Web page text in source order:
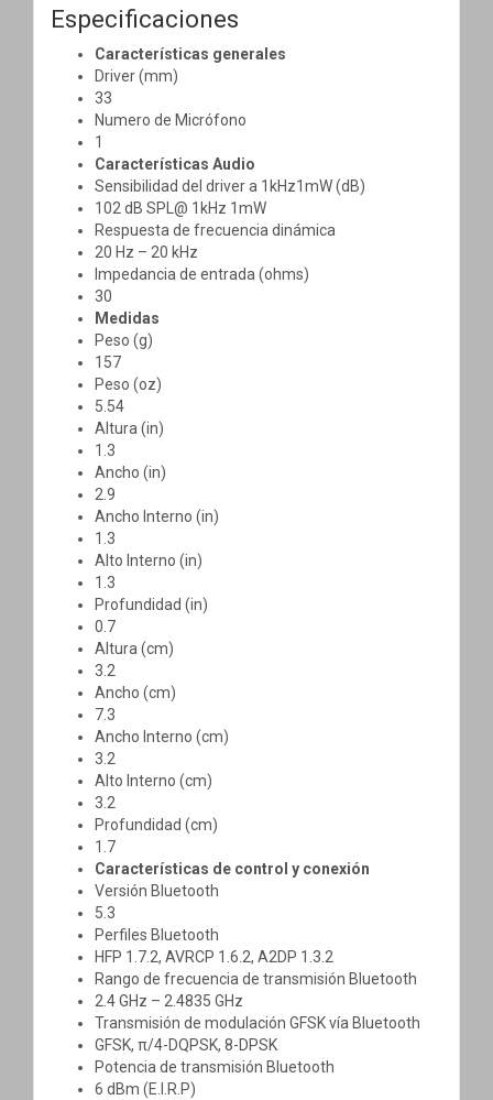
Especificaciones
Características generales
Driver (mm)
33
Numero de Micrófono
1
Características Audio
Sensibilidad del driver a 1kHz1mW (dB)
102 dB SPL@ 1kHz 1mW
Respuesta de frecuencia dinámica
20 Hz – 20 kHz
Impedancia de entrada (ohms)
30
Medidas
Peso (g)
157
Peso (oz)
5.54
Altura (in)
1.3
Ancho (in)
2.9
Ancho Interno (in)
1.3
Alto Interno (in)
1.3
Profundidad (in)
0.7
Altura (cm)
3.2
Ancho (cm)
7.3
Ancho Interno (cm)
3.2
Alto Interno (cm)
3.2
Profundidad (cm)
1.7
Características de control y conexión
Versión Bluetooth
5.3
Perfiles Bluetooth
HFP 1.7.2, AVRCP 1.6.2, A2DP 1.3.2
Rango de frecuencia de transmisión Bluetooth
2.4 GHz – 2.4835 GHz
Transmisión de modulación GFSK vía Bluetooth
GFSK, π/4-DQPSK, 8-DPSK
Potencia de transmisión Bluetooth
6 dBm (E.I.R.P)